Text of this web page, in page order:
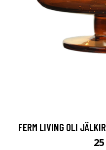
FERM LIVING OLI